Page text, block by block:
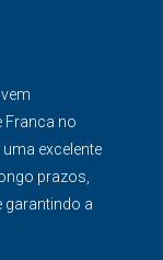
Franca no
excelente
prazos,
garantindo a